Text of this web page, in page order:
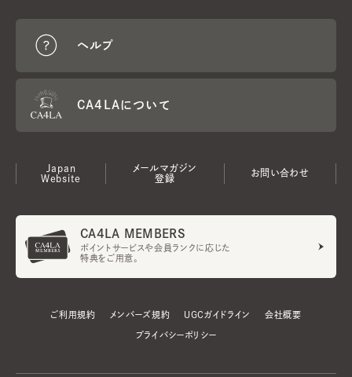
ヘルプ
CA4LAについて
Japan
Website
メールマガジン
登録
お問い合わせ
CA4LA MEMBERS
ポイントサービスや会員ランクに応じた
特典をご用意。
ご利用規約 メンバーズ規約 UGCガイドライン 会社概要
プライバシーポリシー